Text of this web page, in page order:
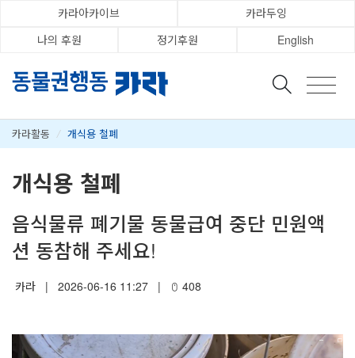
카라아카이브
카라두잉
나의 후원
정기후원 English
카라활동 / 개식용 철폐
개식용 철폐
음식물류 폐기물 동물급여 중단 민원액
션 동참해 주세요!
카라 | 2026-06-16 11:27 | 408